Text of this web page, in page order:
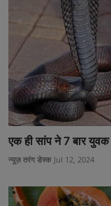
एक ही सांप ने 7 बार
न्यूज़ तरंग डेस्क Jul 12, 2024